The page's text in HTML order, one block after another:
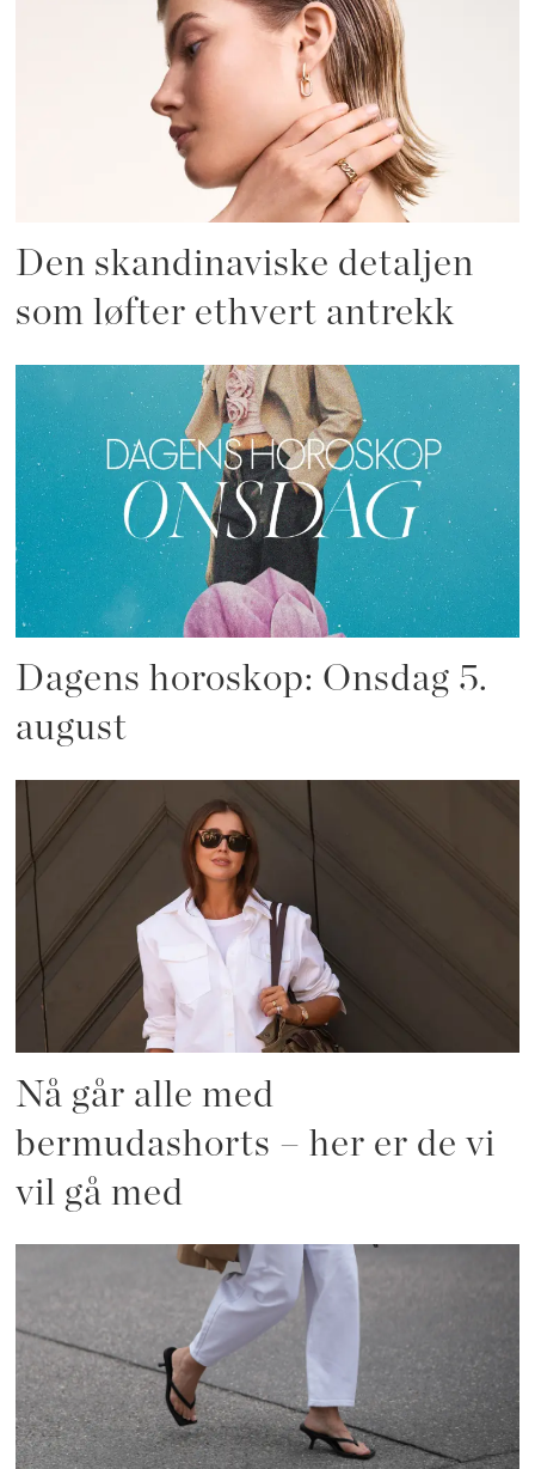
Den skandinaviske detaljen
som løfter ethvert antrekk
Dagens horoskop: Onsdag 5.
august
Nå går alle med
bermudashorts – her er de vi
vil gå med